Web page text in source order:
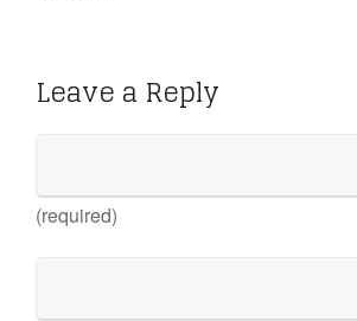
Leave a Reply
(required)